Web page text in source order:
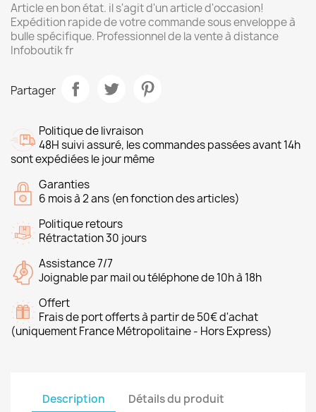
Article en bon état. il s'agit d'un article d'occasion!
Expédition rapide de votre commande sous enveloppe à
bulle spécifique. Professionnel de la vente à distance
Infoboutik fr
Partager
Politique de livraison
48H suivi assuré, les commandes passées avant 14h
sont expédiées le jour même
Garanties
6 mois à 2 ans (en fonction des articles)
Politique retours
Rétractation 30 jours
Assistance 7/7
Joignable par mail ou téléphone de 10h à 18h
Offert
Frais de port offerts à partir de 50€ d'achat
(uniquement France Métropolitaine - Hors Express)
Description Détails du produit